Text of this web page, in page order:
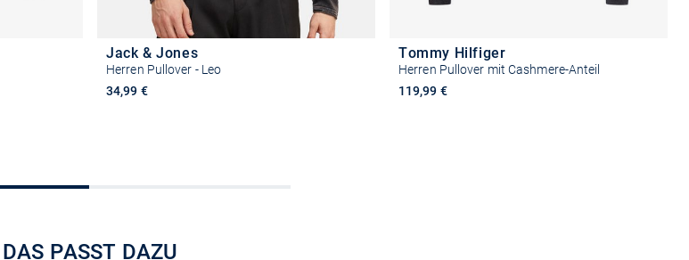
Jack & Jones
Herren Pullover - Leo
34,99 €
Tommy Hilfiger
Herren Pullover mit Cashmere-Anteil
119,99 €
DAS PASST DAZU